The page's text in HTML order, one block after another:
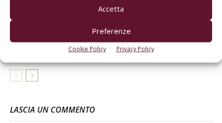
Accetta
Preferenze
Cookie Policy Privacy Policy
Luci e ombre nell’export di vino
LASCIA UN COMMENTO